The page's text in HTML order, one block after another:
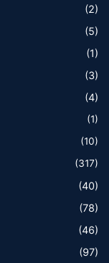
(2)
(5)
(1)
(3)
(4)
(1)
(10)
(317)
(40)
(78)
(46)
(97)